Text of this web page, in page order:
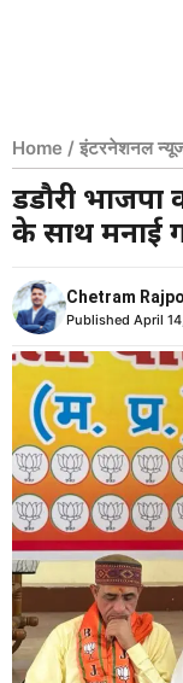
Home / इंटरनेशनल
मनाई गई डॉ. भीमराव
डिंडौरी
के साथ मनाई
Chetram
Published April